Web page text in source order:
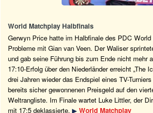
World Matchplay Halbfinals
Gerwyn Price hatte im Halbfinale des PDC
Probleme mit Gian van Veen. Der Waliser
und gab seine Führung bis zum Ende nicht mehr
17:10-Erfolg über den Niederländer erreicht „The
drei Jahren wieder das Endspiel eines TV-
bereits sicher gewonnenen Preisgeld auf den
Weltrangliste. Im Finale wartet Luke Littler, der
mit 17:5 deklassierte. ▶ World Matchplay